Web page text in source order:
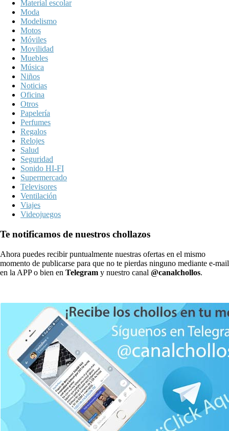
Material escolar
Moda
Modelismo
Motos
Móviles
Movilidad
Muebles
Música
Niños
Noticias
Oficina
Otros
Papelería
Perfumes
Regalos
Relojes
Salud
Seguridad
Sonido HI-FI
Supermercado
Televisores
Ventilación
Viajes
Videojuegos
Te notificamos de nuestros chollazos
Ahora puedes recibir puntualmente nuestras ofertas en el mismo
momento de publicarse para que no te pierdas ninguno mediante e-mail
en la APP o bien en Telegram y nuestro canal @canalchollos.